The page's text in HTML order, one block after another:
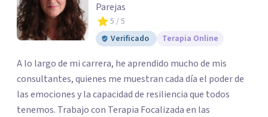
Parejas
5 / 5
Verificado
Terapia Online
A lo largo de mi carrera, he aprendido mucho de mis
consultantes, quienes me muestran cada día el poder de
las emociones y la capacidad de resiliencia que todos
tenemos. Trabajo con Terapia Focalizada en las